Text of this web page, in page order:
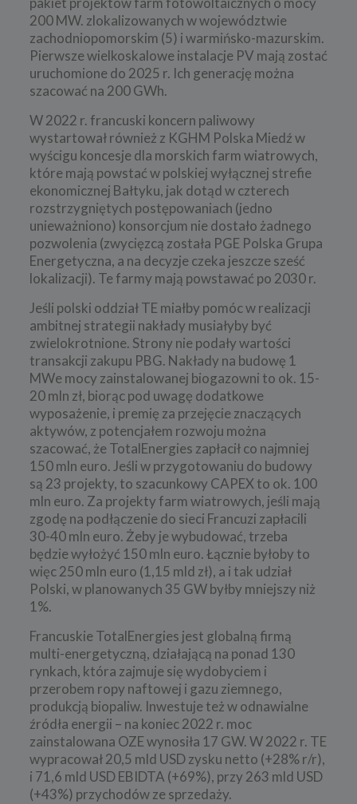
200 MW. zlokalizowanych w województwie
zachodniopomorskim (5) i warmińsko-mazurskim.
Pierwsze wielkoskalowe instalacje PV mają zostać
uruchomione do 2025 r. Ich generację można
szacować na 200 GWh.
W 2022 r. francuski koncern paliwowy
wystartował również z KGHM Polska Miedź w
wyścigu koncesje dla morskich farm wiatrowych,
które mają powstać w polskiej wyłącznej strefie
ekonomicznej Bałtyku, jak dotąd w czterech
rozstrzygniętych postępowaniach (jedno
unieważniono) konsorcjum nie dostało żadnego
pozwolenia (zwycięzcą została PGE Polska Grupa
Energetyczna, a na decyzje czeka jeszcze sześć
lokalizacji). Te farmy mają powstawać po 2030 r.
Jeśli polski oddział TE miałby pomóc w realizacji
ambitnej strategii nakłady musiałyby być
zwielokrotnione. Strony nie podały wartości
transakcji zakupu PBG. Nakłady na budowę 1
MWe mocy zainstalowanej biogazowni to ok. 15-
20 mln zł, biorąc pod uwagę dodatkowe
wyposażenie, i premię za przejęcie znaczących
aktywów, z potencjałem rozwoju można
szacować, że TotalEnergies zapłacił co najmniej
150 mln euro. Jeśli w przygotowaniu do budowy
są 23 projekty, to szacunkowy CAPEX to ok. 100
mln euro. Za projekty farm wiatrowych, jeśli mają
zgodę na podłączenie do sieci Francuzi zapłacili
30-40 mln euro. Żeby je wybudować, trzeba
będzie wyłożyć 150 mln euro. Łącznie byłoby to
więc 250 mln euro (1,15 mld zł), a i tak udział
Polski, w planowanych 35 GW byłby mniejszy niż
1%.
Francuskie TotalEnergies jest globalną firmą
multi-energetyczną, działającą na ponad 130
rynkach, która zajmuje się wydobyciem i
przerobem ropy naftowej i gazu ziemnego,
produkcją biopaliw. Inwestuje też w odnawialne
źródła energii – na koniec 2022 r. moc
zainstalowana OZE wynosiła 17 GW. W 2022 r. TE
wypracował 20,5 mld USD zysku netto (+28% r/r),
i 71,6 mld USD EBIDTA (+69%), przy 263 mld USD
(+43%) przychodów ze sprzedaży.